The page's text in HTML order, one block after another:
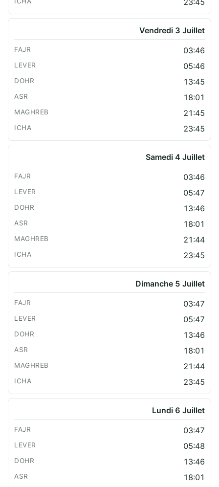
Vendredi 3 Juillet
03:46
05:46
13:45
18:01
21:45
23:45
Samedi 4 Juillet
03:46
05:47
13:46
18:01
21:44
23:45
Dimanche 5 Juillet
03:47
05:47
13:46
18:01
21:44
23:45
Lundi 6 Juillet
03:47
05:48
13:46
18:01